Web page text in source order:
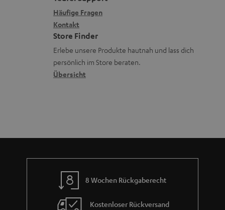
G
a
r
a
n
e
R
ü
c
k
m
x
i
k
o
n
k
t
d
a
t
Häufige Fragen
Kontakt
Store Finder
Erlebe unsere Produkte hautnah und lass dich
persönlich im Store beraten.
Übersicht
8 Wochen Rückgaberecht
Kostenloser Rückversand